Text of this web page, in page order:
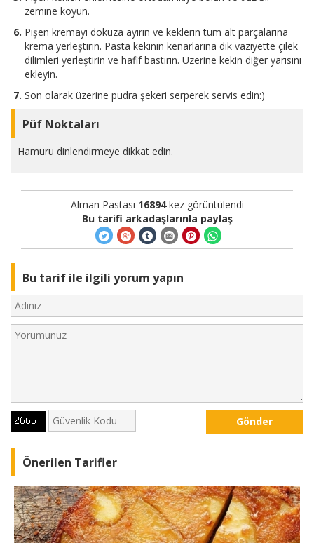
zemine koyun.
Pişen kremayı dokuza ayırın ve keklerin tüm alt parçalarına
krema yerleştirin. Pasta kekinin kenarlarına dik vaziyette çilek
dilimleri yerleştirin ve hafif bastırın. Üzerine kekin diğer yarısını
ekleyin.
Son olarak üzerine pudra şekeri serperek servis edin:)
Püf Noktaları
Hamuru dinlendirmeye dikkat edin.
Alman Pastası 16894kez görüntülendi
Bu tarifi arkadaşlarınla paylaş
Bu tarif ile ilgili yorum yapın
Gönder
Önerilen Tarifler